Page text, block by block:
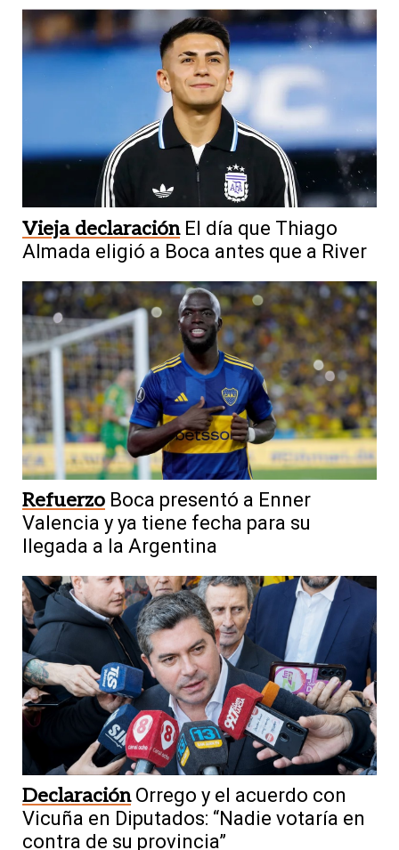
Vieja declaración El día que Thiago
Almada eligió a Boca antes que a River
Refuerzo Boca presentó a Enner
Valencia y ya tiene fecha para su
llegada a la Argentina
Declaración Orrego y el acuerdo con
Vicuña en Diputados: “Nadie votaría en
contra de su provincia”